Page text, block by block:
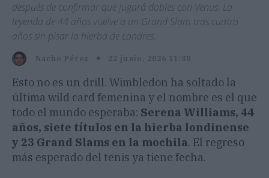
después de confirmar que jugará dobles con Venus. La
leyenda de 44 años vuelve a un Grand Slam tras cuatro
años sin pisar la hierba de Londres.
Nacho Pérez 22 junio, 2026 11:30
Esto no es un drill. Wimbledon ha soltado la
última wild card femenina y el nombre es el que
todo el mundo esperaba: Serena Williams, 44
años, siete títulos en la hierba londinense
y 23 Grand Slams en la mochila. El regreso
más esperado del tenis ya tiene fecha.